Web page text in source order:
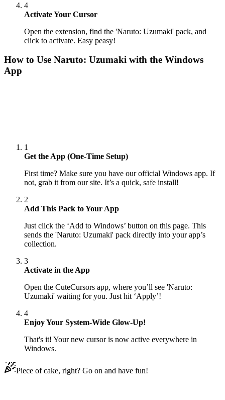
4
Activate Your Cursor
Open the extension, find the 'Naruto: Uzumaki' pack, and
click to activate. Easy peasy!
How to Use Naruto: Uzumaki with the Windows
App
1
Get the App (One-Time Setup)
First time? Make sure you have our official Windows app. If
not, grab it from our site. It’s a quick, safe install!
2
Add This Pack to Your App
Just click the ‘Add to Windows’ button on this page. This
sends the 'Naruto: Uzumaki' pack directly into your app’s
collection.
3
Activate in the App
Open the CuteCursors app, where you’ll see 'Naruto:
Uzumaki' waiting for you. Just hit ‘Apply’!
4
Enjoy Your System-Wide Glow-Up!
That's it! Your new cursor is now active everywhere in
Windows.
Piece of cake, right? Go on and have fun!